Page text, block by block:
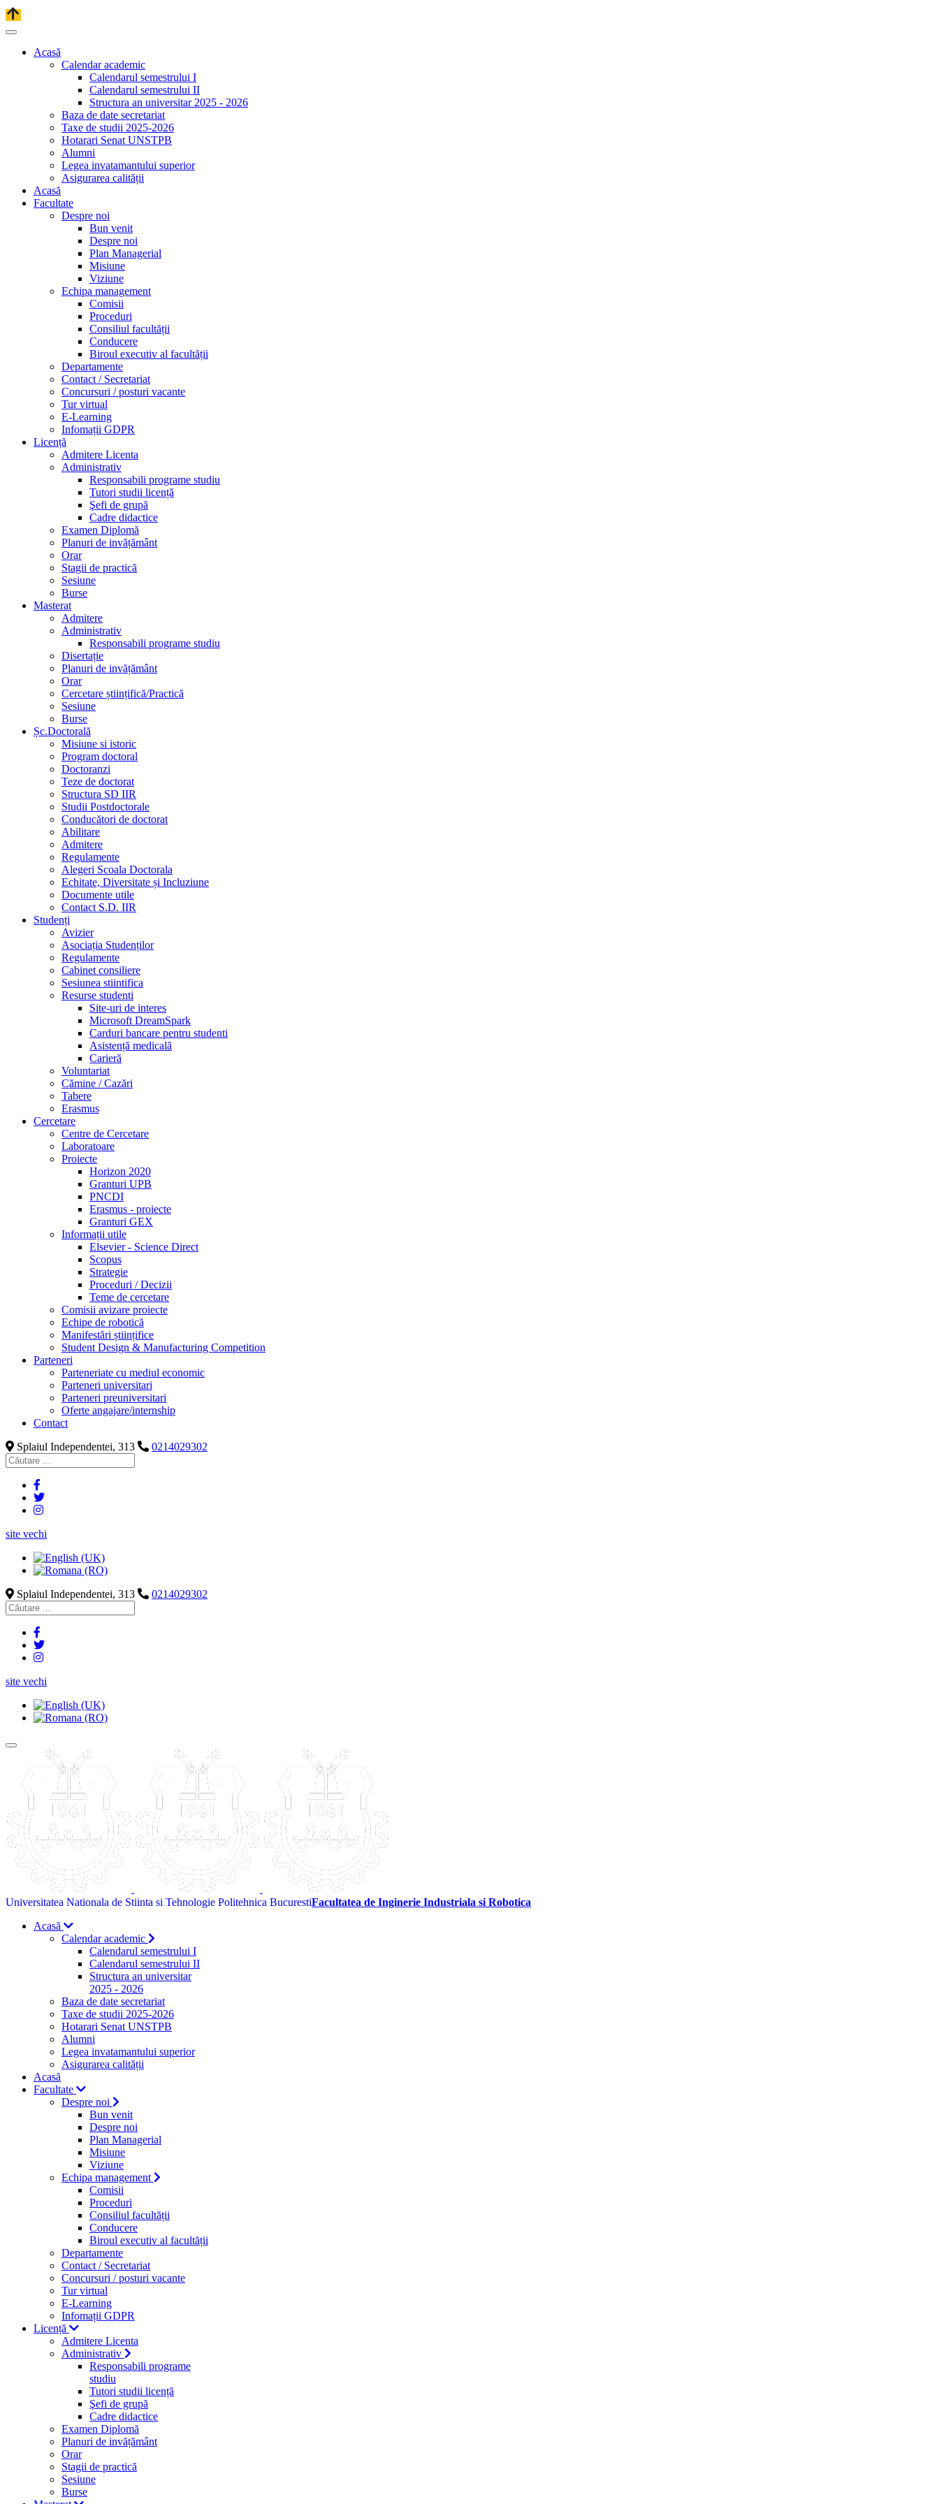
Acasă
Calendar academic
Calendarul semestrului I
Calendarul semestrului II
Structura an universitar 2025 - 2026
Baza de date secretariat
Taxe de studii 2025-2026
Hotarari Senat UNSTPB
Alumni
Legea invatamantului superior
Asigurarea calității
Acasă
Facultate
Despre noi
Bun venit
Despre noi
Plan Managerial
Misiune
Viziune
Echipa management
Comisii
Proceduri
Consiliul facultății
Conducere
Biroul executiv al facultății
Departamente
Contact / Secretariat
Concursuri / posturi vacante
Tur virtual
E-Learning
Infomații GDPR
Licență
Admitere Licenta
Administrativ
Responsabili programe studiu
Tutori studii licență
Şefi de grupă
Cadre didactice
Examen Diplomă
Planuri de invățământ
Orar
Stagii de practică
Sesiune
Burse
Masterat
Admitere
Administrativ
Responsabili programe studiu
Disertație
Planuri de invățământ
Orar
Cercetare științifică/Practică
Sesiune
Burse
Șc.Doctorală
Misiune si istoric
Program doctoral
Doctoranzi
Teze de doctorat
Structura SD IIR
Studii Postdoctorale
Conducători de doctorat
Abilitare
Admitere
Regulamente
Alegeri Scoala Doctorala
Echitate, Diversitate și Incluziune
Documente utile
Contact S.D. IIR
Studenți
Avizier
Asociația Studenților
Regulamente
Cabinet consiliere
Sesiunea stiintifica
Resurse studenti
Site-uri de interes
Microsoft DreamSpark
Carduri bancare pentru studenti
Asistență medicală
Carieră
Voluntariat
Cămine / Cazări
Tabere
Erasmus
Cercetare
Centre de Cercetare
Laboratoare
Proiecte
Horizon 2020
Granturi UPB
PNCDI
Erasmus - proiecte
Granturi GEX
Informații utile
Elsevier - Science Direct
Scopus
Strategie
Proceduri / Decizii
Teme de cercetare
Comisii avizare proiecte
Echipe de robotică
Manifestări științifice
Student Design & Manufacturing Competition
Parteneri
Parteneriate cu mediul economic
Parteneri universitari
Parteneri preuniversitari
Oferte angajare/internship
Contact
Splaiul Independentei, 313
0214029302
site vechi
Splaiul Independentei, 313 0214029302
site vechi
Universitatea Nationala de Stiinta si Tehnologie Politehnica BucurestiFacultatea de Inginerie Industriala si Robotica
Acasă
Calendar academic
Calendarul semestrului I
Calendarul semestrului II
Structura an universitar
2025 - 2026
Baza de date secretariat
Taxe de studii 2025-2026
Hotarari Senat UNSTPB
Alumni
Legea invatamantului superior
Asigurarea calității
Acasă
Facultate
Despre noi
Bun venit
Despre noi
Plan Managerial
Misiune
Viziune
Echipa management
Comisii
Proceduri
Consiliul facultății
Conducere
Biroul executiv al facultății
Departamente
Contact / Secretariat
Concursuri / posturi vacante
Tur virtual
E-Learning
Infomații GDPR
Licență
Admitere Licenta
Administrativ
Responsabili programe
studiu
Tutori studii licență
Şefi de grupă
Cadre didactice
Examen Diplomă
Planuri de invățământ
Orar
Stagii de practică
Sesiune
Burse